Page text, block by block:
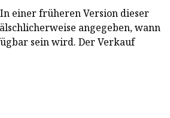
einer früheren Version dieser
angegeben, wann
sein wird. Der Verkauf